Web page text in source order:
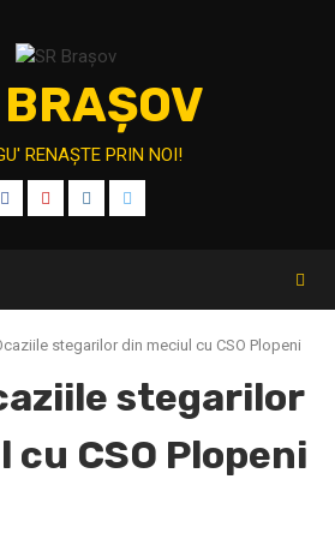
RENAȘTE PRIN NOI!
FB YT IT TW
stegarilor din meciul cu CSO Plopeni
stegarilor
cu CSO Plopeni